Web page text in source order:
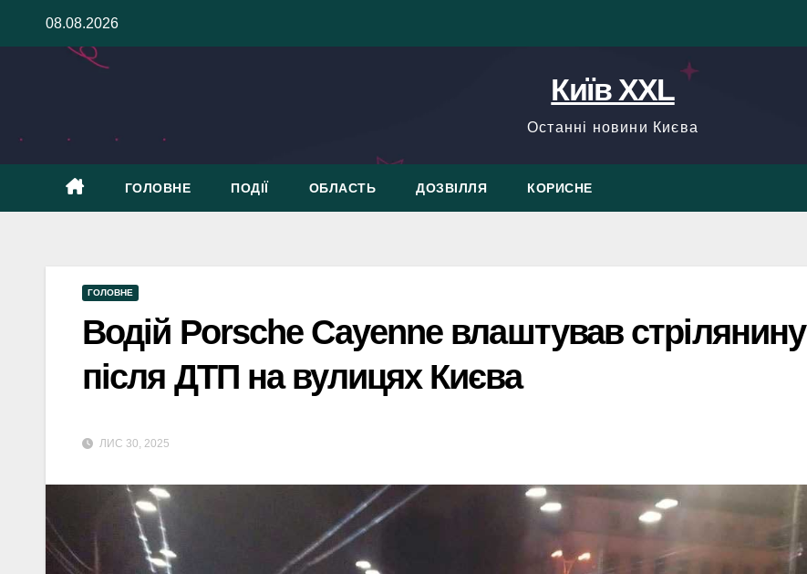
08.08.2026
Київ XXL
Останні новини Києва
ГОЛОВНЕ ПОДІЇ ОБЛАСТЬ ДОЗВІЛЛЯ КОРИСНЕ
ГОЛОВНЕ
Водій Porsche Cayenne влаштував стрілянину
після ДТП на вулицях Києва
ЛИС 30, 2025